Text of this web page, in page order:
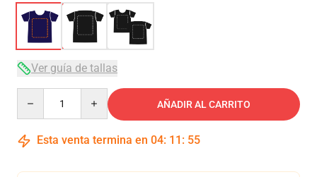
Ver guía de tallas
AÑADIR AL CARRITO
Esta venta termina en 04: 11 : 54